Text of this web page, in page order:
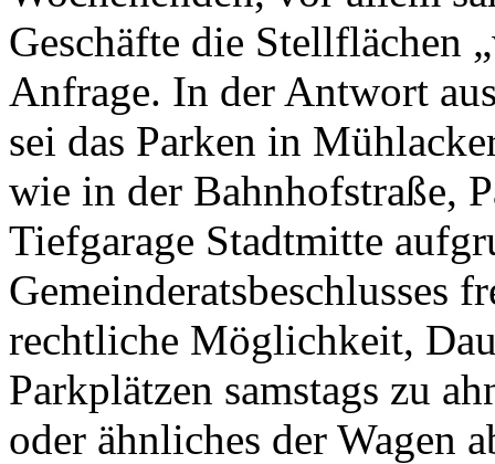
Geschäfte die Stellflächen
Anfrage. In der Antwort
sei das Parken in
wie in der Bahnhofstraße,
Tiefgarage Stadtmitte
Gemeinderatsbeschlusses
rechtliche Möglichkeit,
Parkplätzen samstags zu
oder ähnliches der Wagen